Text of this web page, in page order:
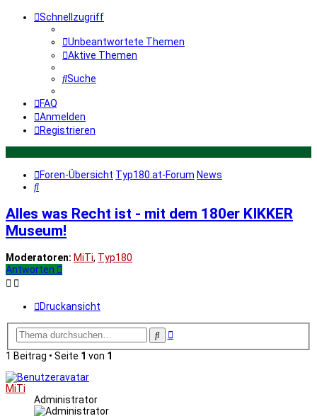
Schnellzugriff
Unbeantwortete Themen
Aktive Themen
Suche
FAQ
Anmelden
Registrieren
Foren-Übersicht Typ180.at-Forum News
Suche
Alles was Recht ist - mit dem 180er KIKKER
Museum!
Moderatoren: MiTi, Typ180
Antworten
Druckansicht
SucheErweiterte
1 Beitrag • Seite 1 von 1
MiTi
Administrator